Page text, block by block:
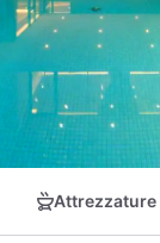
Attrezzature